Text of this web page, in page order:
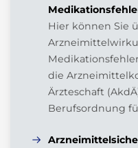
Hier können Sie
die
Ärzteschaft
Berufsordnung